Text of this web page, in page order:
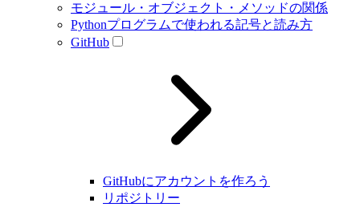
モジュール・オブジェクト・メソッドの関係
Pythonプログラムで使われる記号と読み方
GitHub
GitHubにアカウントを作ろう
リポジトリー